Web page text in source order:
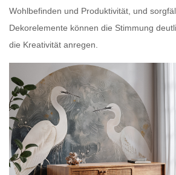
Wohlbefinden und Produktivität, und
Dekorelemente können die Stimmung
die Kreativität anregen.